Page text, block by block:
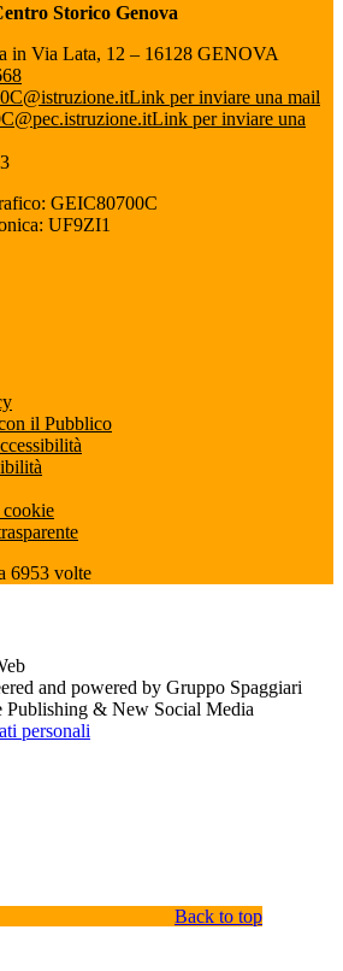
Storico Genova
in Via Lata, 12 – 16128 GENOVA
Link per inviare una mail
Link per inviare una
GEIC80700C
UF9ZI1
il Pubblico
cookie
6953 volte
and powered by Gruppo Spaggiari
Publishing & New Social Media
personali
Back to top